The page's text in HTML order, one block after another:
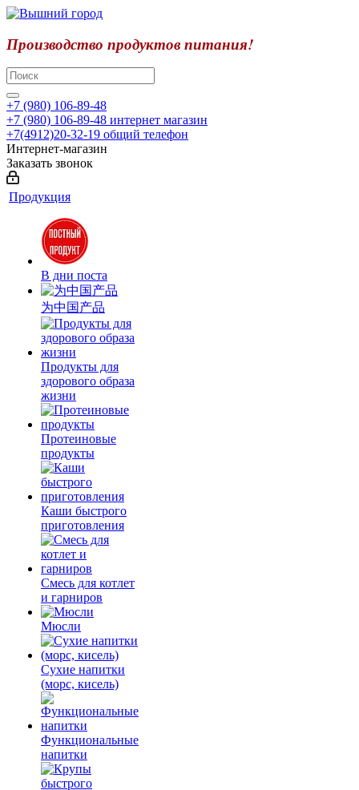
Производство продуктов питания!
+7 (980) 106-89-48
+7 (980) 106-89-48 интернет магазин
+7(4912)20-32-19 общий телефон
Интернет-магазин
Заказать звонок
Продукция
В дни поста
为中国产品
Продукты для
здорового образа
жизни
Протеиновые
продукты
Каши быстрого
приготовления
Смесь для котлет
и гарниров
Мюсли
Сухие напитки
(морс, кисель)
Функциональные
напитки